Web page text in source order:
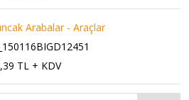
Arabalar - Araçlar
TL + KDV